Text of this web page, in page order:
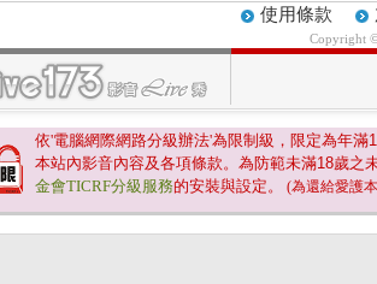
使用條款
Copyright
依'電腦網際網路分級辦法'為限制級，限定為年滿
本站內影音內容及各項條款。為防範未滿18歲之
金會TICRF分級服務的安裝與設定。 (為還給愛護